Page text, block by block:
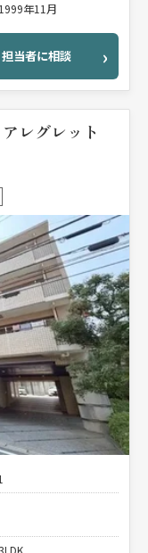
1999年11月
担当者に相談
レグレット